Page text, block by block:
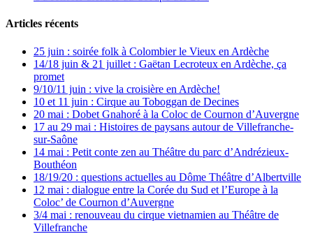
Articles récents
25 juin : soirée folk à Colombier le Vieux en Ardèche
14/18 juin & 21 juillet : Gaëtan Lecroteux en Ardèche, ça
promet
9/10/11 juin : vive la croisière en Ardèche!
10 et 11 juin : Cirque au Toboggan de Decines
20 mai : Dobet Gnahoré à la Coloc de Cournon d’Auvergne
17 au 29 mai : Histoires de paysans autour de Villefranche-
sur-Saône
14 mai : Petit conte zen au Théâtre du parc d’Andrézieux-
Bouthéon
18/19/20 : questions actuelles au Dôme Théâtre d’Albertville
12 mai : dialogue entre la Corée du Sud et l’Europe à la
Coloc’ de Cournon d’Auvergne
3/4 mai : renouveau du cirque vietnamien au Théâtre de
Villefranche